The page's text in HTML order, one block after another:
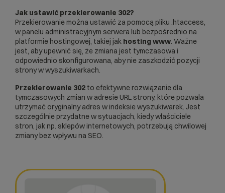
Jak ustawić przekierowanie 302?
Przekierowanie można ustawić za pomocą pliku .htaccess,
w panelu administracyjnym serwera lub bezpośrednio na
platformie hostingowej, takiej jak hosting www. Ważne
jest, aby upewnić się, że zmiana jest tymczasowa i
odpowiednio skonfigurowana, aby nie zaszkodzić pozycji
strony w wyszukiwarkach.
Przekierowanie 302 to efektywne rozwiązanie dla
tymczasowych zmian w adresie URL strony, które pozwala
utrzymać oryginalny adres w indeksie wyszukiwarek. Jest
szczególnie przydatne w sytuacjach, kiedy właściciele
stron, jak np. sklepów internetowych, potrzebują chwilowej
zmiany bez wpływu na SEO.